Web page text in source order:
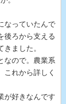
なっていたんで
後ろから支える
ました。
なので。農業系
これから詳しく
が好きなんです